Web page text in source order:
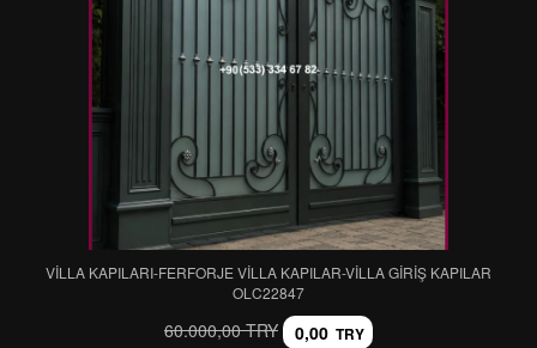
VİLLA KAPILARI-FERFORJE VİLLA KAPILAR-VİLLA GİRİŞ KAPILAR
OLC22847
60.000,00 TRY 0,00 TRY